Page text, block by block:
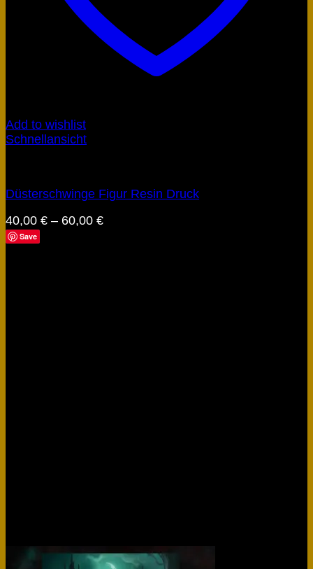
Add to wishlist
Schnellansicht
Düsterschwinge Figur Resin Druck
40,00 € – 60,00 €
Save